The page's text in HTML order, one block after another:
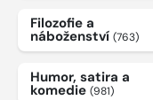
Filozofie a
náboženství (763)
Humor, satira a
komedie (981)